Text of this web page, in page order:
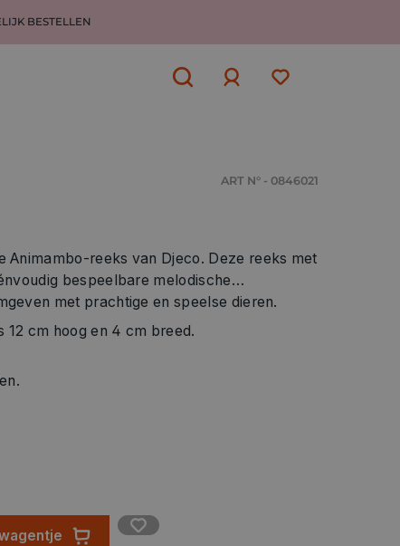
BESTELLEN
ART N° - 0846021
Animambo-reeks van Djeco. Deze reeks met
bespeelbare melodische
met prachtige en speelse dieren.
12 cm hoog en 4 cm breed.